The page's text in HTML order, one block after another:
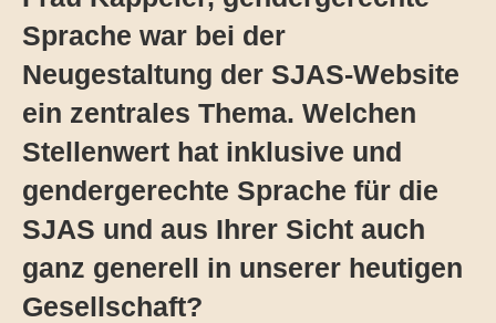
Sprache war bei der
Neugestaltung der SJAS-Website
ein zentrales Thema. Welchen
Stellenwert hat inklusive und
gendergerechte Sprache für die
SJAS und aus Ihrer Sicht auch
ganz generell in unserer heutigen
Gesellschaft?